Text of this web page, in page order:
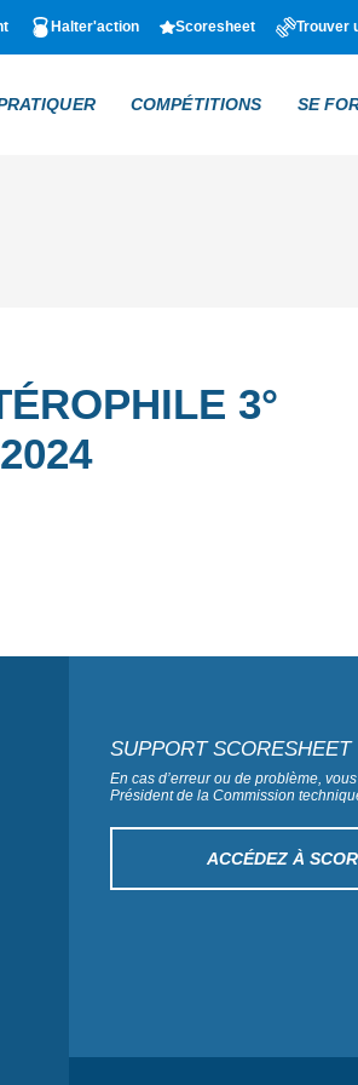
Halter'action Scoresheet Trouver
COMPÉTITIONS SE
3°
SUPPORT SCORESHEET
En cas d’erreur ou de problème,
Président de la Commission
ACCÉDEZ À